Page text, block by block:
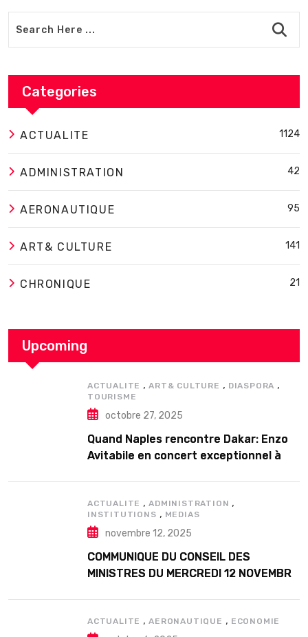
Categories
ACTUALITE 1124
ADMINISTRATION 42
AERONAUTIQUE 95
ART& CULTURE 141
CHRONIQUE 21
Upcoming
ACTUALITE ,ART& CULTURE , DIASPORA ,
TOURISME
octobre 27, 2025
Quand Naples rencontre Dakar: Enzo
Avitabile en concert exceptionnel à
ACTUALITE ,ADMINISTRATION ,
INSTITUTIONS , MEDIAS
novembre 12, 2025
COMMUNIQUE DU CONSEIL DES
MINISTRES DU MERCREDI 12 NOVEMBRE
ACTUALITE ,AERONAUTIQUE , ECONOMIE